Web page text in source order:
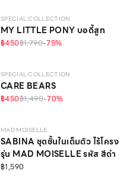
SPECIAL COLLECTION
MY LITTLE PONY บอดี้สูท
฿450฿1,790-75%
LEVEL 1
SPECIAL COLLECTION
CARE BEARS
฿450฿1,490-70%
MAD MOISELLE
SABINA ชุดชั้นในเต็มตัว ไร้โครง
รุ่น MAD MOISELLE รหัส สีดำ
฿1,590
LEVEL 1